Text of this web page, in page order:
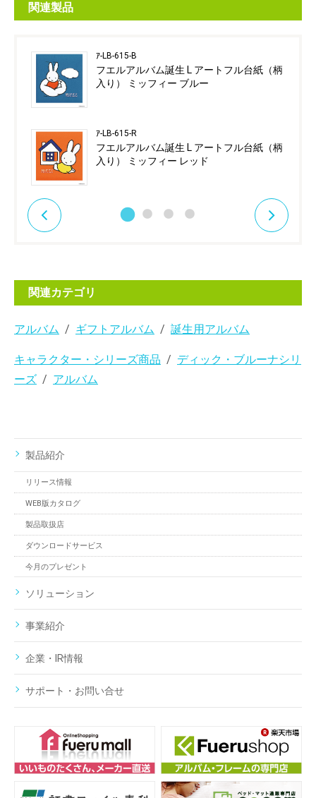
関連製品
ｱ-LB-615-B
フエルアルバム誕生 L アートフル台紙（柄
入り） ミッフィー ブルー
ｱ-LB-615-R
フエルアルバム誕生 L アートフル台紙（柄
入り） ミッフィー レッド
関連カテゴリ
アルバム ギフトアルバム 誕生用アルバム
キャラクター・シリーズ商品
ディック・ブルーナシリ
ーズ
アルバム
製品紹介
リリース情報
WEB版カタログ
製品取扱店
ダウンロードサービス
今月のプレゼント
ソリューション
事業紹介
企業・IR情報
サポート・お問い合せ